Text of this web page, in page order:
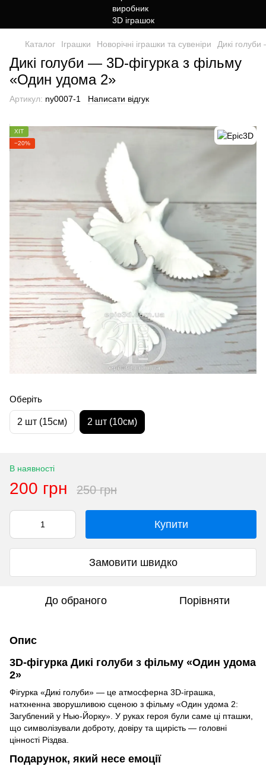
Каталог Іграшки Новорічні іграшки та сувеніри Дикі
Дикі голуби — 3D-фігурка з фільму
«Один удома 2»
Артикул: ny0007-1 Написати відгук
ХІТ
−20%
Оберіть
2 шт (15см) 2 шт (10см)
В наявності
200 грн 250 грн
Купити
Замовити швидко
До обраного Порівняти
Опис
3D-фігурка Дикі голуби з фільму «Один удома
2»
Фігурка «Дикі голуби» — це атмосферна 3D-іграшка,
натхненна зворушливою сценою з фільму «Один удома 2:
Загублений у Нью-Йорку». У руках героя були саме ці пташки,
що символізували доброту, довіру та щирість — головні
цінності Різдва.
Подарунок, який несе емоції